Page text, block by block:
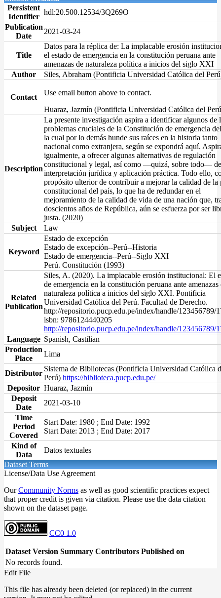
Persistent
Identifier
hdl:20.500.12534/3Q269O
Publication
Date
2021-03-24
Title
Datos para la réplica de: La implacable erosión
el estado de emergencia en la constitución peruana ante
amenazas de naturaleza política a inicios del siglo XXI
Author
Siles, Abraham (Pontificia Universidad Católica del
Contact
Use email button above to contact.
Huaraz, Jazmín (Pontificia Universidad Católica del
Description
La presente investigación aspira a identificar algunos de
problemas cruciales de la Constitución de emergencia
la cual por lo demás hunde sus raíces en la historia tanto
nacional como extranjera, según se expondrá aquí.
igualmente, a ofrecer algunas alternativas de regulación
constitucional y legal, así como —quizá, sobre todo— de
interpretación jurídica y aplicación práctica. Todo ello,
propósito ulterior de contribuir a mejorar la calidad de la
constitucional del país, lo que ha de redundar en el
mejoramiento de la calidad de vida de una nación que,
doscientos años de República, aún se esfuerza por ser
justa. (2020)
Subject
Law
Keyword
Estado de excepción
Estado de excepción--Perú--Historia
Estado de emergencia--Perú--Siglo XXI
Perú. Constitución (1993)
Related
Publication
Siles, A. (2020). La implacable erosión institucional: El
de emergencia en la constitución peruana ante amenazas
naturaleza política a inicios del siglo XXI. Pontificia
Universidad Católica del Perú. Facultad de Derecho.
http://repositorio.pucp.edu.pe/index/handle/123456789/
isbn: 9786124440205
http://repositorio.pucp.edu.pe/index/handle/123456789/
Language Spanish, Castilian
Production
Place
Lima
Distributor
Sistema de Bibliotecas (Pontificia Universidad Católica
Perú) https://biblioteca.pucp.edu.pe/
Depositor Huaraz, Jazmín
Deposit
Date
2021-03-10
Time
Period
Covered
Start Date: 1980 ; End Date: 1992
Start Date: 2013 ; End Date: 2017
Kind of
Data
Datos textuales
Dataset Terms
License/Data Use Agreement
OurCommunity Norms as well as good scientific practices expect
that proper credit is given via citation. Please use the data citation
shown on the dataset page.
CC0 1.0
Dataset Version Summary Contributors Published on
No records found.
Edit File
This file has already been deleted (or replaced) in the current